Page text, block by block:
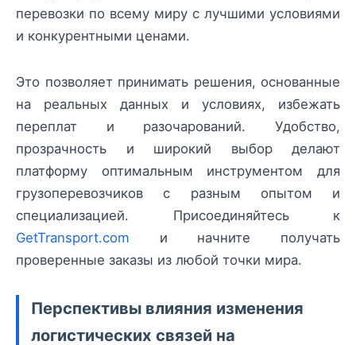
перевозки по всему миру с лучшими условиями
и конкурентными ценами.
Это позволяет принимать решения, основанные
на реальных данных и условиях, избежать
переплат и разочарований. Удобство,
прозрачность и широкий выбор делают
платформу оптимальным инструментом для
грузоперевозчиков с разным опытом и
специализацией. Присоединяйтесь к
GetTransport.com и начните получать
проверенные заказы из любой точки мира.
Перспективы влияния изменения
логистических связей на